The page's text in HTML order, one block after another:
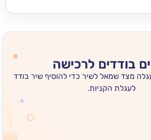
לרכישה
לשיר כדי להוסיף שיר בודד
הקניות.